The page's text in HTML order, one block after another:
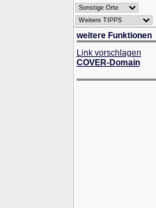
weitere Funktionen
Link vorschlagen
COVER-Domain